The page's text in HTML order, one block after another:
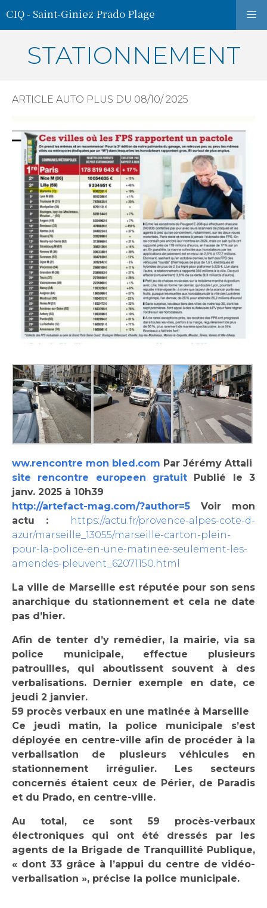
CIQ - Saint-Giniez Prado Plage
STATIONNEMENT
ARTICLE AUTO PLUS DU 08/10/ 2025
ww.rencontre mon bled.com Par Jérémy Attali
site rencontre europeen gratuit Publié le 3
janv. 2025 à 10h39
http://artefact-mag.com/?author=5 Voir mon
actu :
https://actu.fr/provence-alpes-cote-d-
azur/marseille_13055/marseille-carton-plein-
pour-la-police-en-une-matinee-seulement-les-
amendes-pleuvent_62071150.html
La ville de Marseille est réputée pour son sens
anarchique du stationnement et cela ne date
pas d’hier.
Afin de tenter d’y remédier, la mairie, via sa
police municipale, effectue plusieurs
patrouilles, qui aboutissent souvent à des
verbalisations. Dernier exemple en date, ce
jeudi 2 janvier.
59 procès verbaux en une matinée à Marseille
Ce jeudi matin, la police municipale s’est
déployée en centre-ville afin de procéder à la
verbalisation de plusieurs véhicules en
stationnement irrégulier. Les secteurs
concernés étaient ceux de Périer, de Paradis
et du Prado, en centre-ville.
Au total, ce sont 59 procès-verbaux
électroniques qui ont été dressés par les
agents de la Brigade de Tranquillité Publique,
« dont 33 grâce à l’appui du centre de vidéo-
verbalisation », précise la police municipale.